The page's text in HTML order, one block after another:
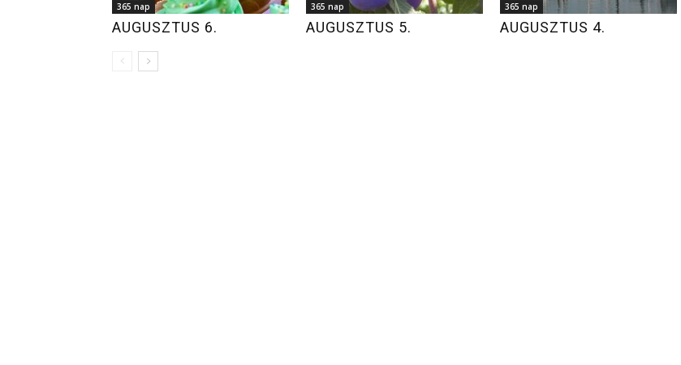
365 nap
AUGUSZTUS 6.
365 nap
AUGUSZTUS 5.
365 nap
AUGUSZTUS 4.